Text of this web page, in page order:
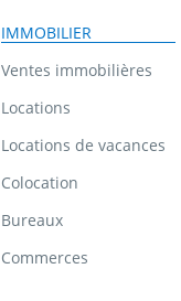
IMMOBILIER
Ventes immobilières
Locations
Locations de vacances
Colocation
Bureaux
Commerces